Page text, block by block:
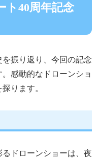
ト40周年記念
振り返り、今回の記念
感動的なドローンショ
ります。
ドローンショーは、夜